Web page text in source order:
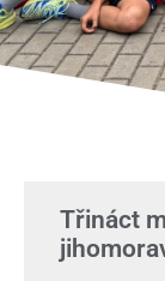
Třináct